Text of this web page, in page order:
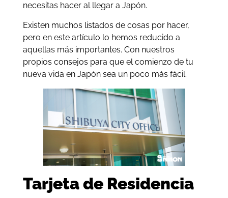
necesitas hacer al llegar a Japón.
Existen muchos listados de cosas por hacer,
pero en este artículo lo hemos reducido a
aquellas más importantes. Con nuestros
propios consejos para que el comienzo de tu
nueva vida en Japón sea un poco más fácil.
Tarjeta de Residencia